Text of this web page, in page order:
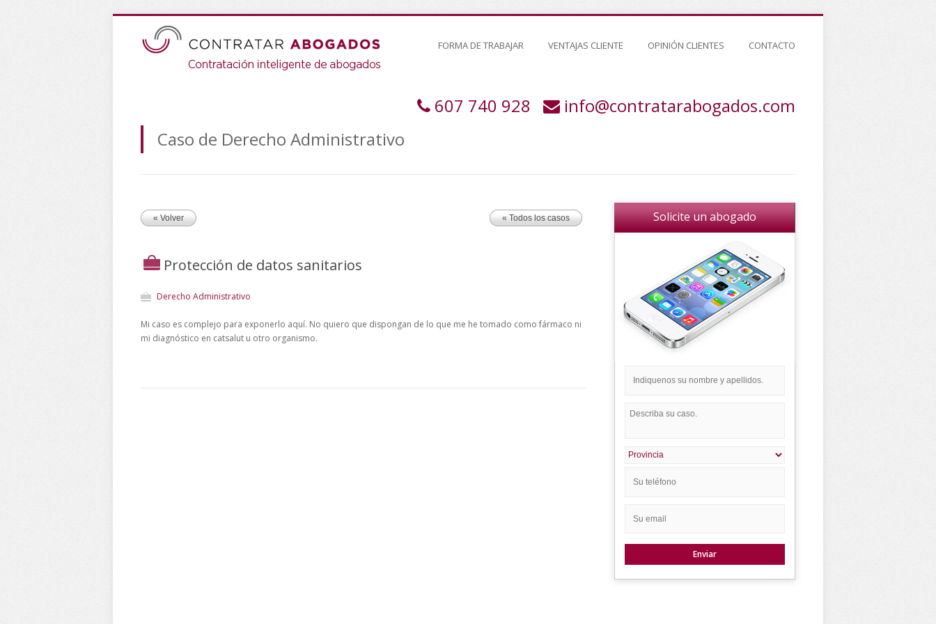
FORMA DE TRABAJAR VENTAJAS CLIENTE OPINIÓN CLIENTES CONTACTO
607 740 928
info@contratarabogados.com
Caso de Derecho Administrativo
« Volver « Todos los casos
Protección de datos sanitarios
Derecho Administrativo
Mi caso es complejo para exponerlo aquí. No quiero que dispongan de lo que me he tomado como fármaco ni
mi diagnóstico en catsalut u otro organismo.
Solicite un abogado